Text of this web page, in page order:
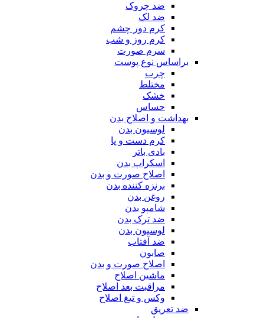
ضد چروک
ضد لک
کرم دور چشم
کرم روز و شب
سرم صورت
براساس نوع پوست
چرب
مختلط
خشک
حساس
بهداشت و اصلاح بدن
لوسیون بدن
کرم دست و پا
بادی باتر
اسکراپ بدن
اصلاح صورت و بدن
برنزه کننده بدن
روغن بدن
شامپو بدن
ضد ترک بدن
لوسیون بدن
ضد آفتاب
صابون
اصلاح صورت و بدن
ماشین اصلاح
مراقبت بعد اصلاح
وکس و تیغ اصلاح
ضد تعریق